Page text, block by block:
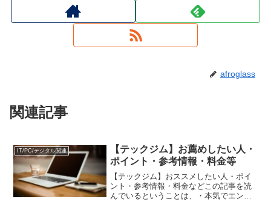
afroglass
関連記事
IT/PC/デジタル関連
【テックジム】お薦めしたい人・
ポイント・参考情報・料金等
【テックジム】おススメしたい人・ポイ
ント・参考情報・料金などこの記事を読
んでいるということは、・本気でエンジ